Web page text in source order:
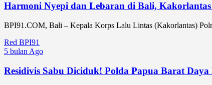
Harmoni Nyepi dan Lebaran di Bali,
BPI91.COM, Bali – Kepala Korps Lalu Lintas (Kakorlantas)
Red BPI91
5 bulan Ago
Residivis Sabu Diciduk! Polda Papua Barat